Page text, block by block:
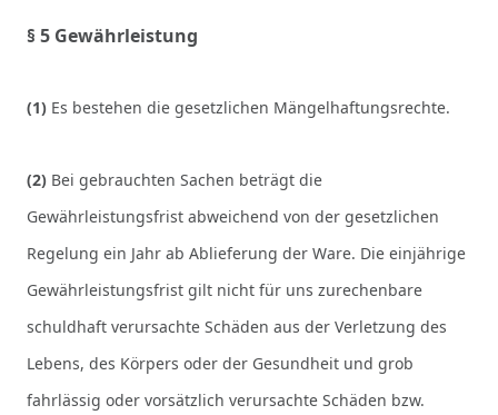
§ 5 Gewährleistung
(1) Es bestehen die gesetzlichen Mängelhaftungsrechte.
(2) Bei gebrauchten Sachen beträgt die
Gewährleistungsfrist abweichend von der gesetzlichen
Regelung ein Jahr ab Ablieferung der Ware. Die einjährige
Gewährleistungsfrist gilt nicht für uns zurechenbare
schuldhaft verursachte Schäden aus der Verletzung des
Lebens, des Körpers oder der Gesundheit und grob
fahrlässig oder vorsätzlich verursachte Schäden bzw.